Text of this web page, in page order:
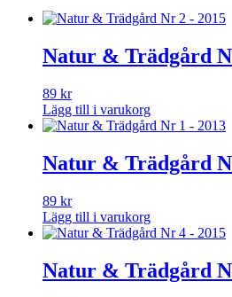
Natur & Trädgård
89 kr
Lägg till i varukorg
Natur & Trädgård
89 kr
Lägg till i varukorg
Natur & Trädgård